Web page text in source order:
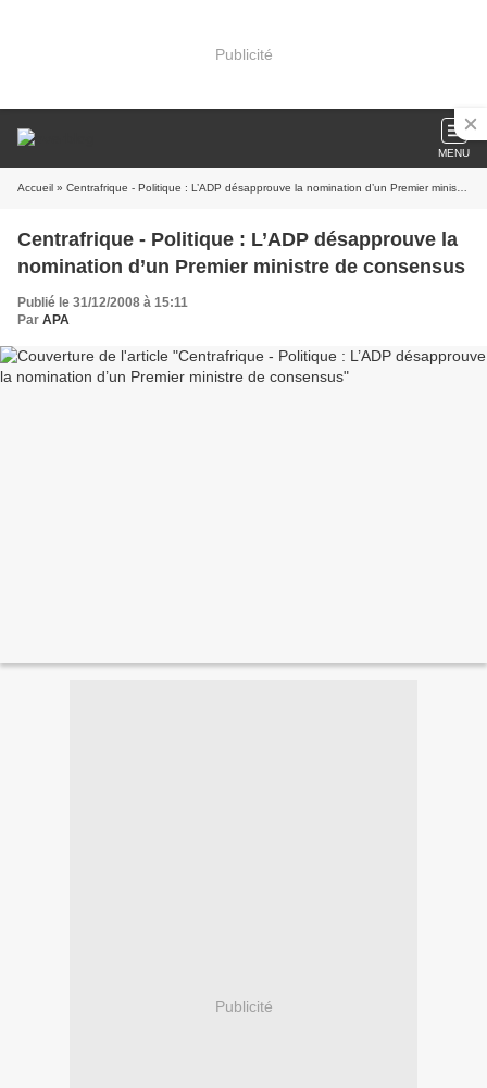
Publicité
MENU
Accueil » Centrafrique - Politique : L’ADP désapprouve la nomination d’un Premier ministre de consensus
Centrafrique - Politique : L’ADP désapprouve la
nomination d’un Premier ministre de consensus
Publié le 31/12/2008 à 15:11
Par APA
Publicité